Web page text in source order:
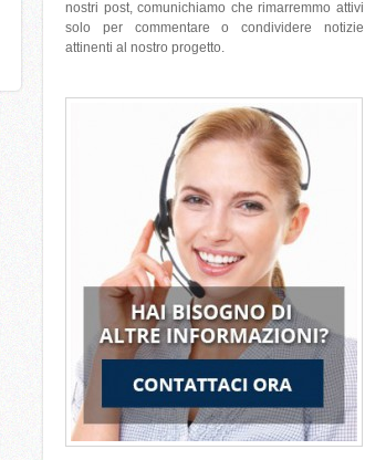
nostri post, comunichiamo che rimarremmo attivi
solo per commentare o condividere notizie
attinenti al nostro progetto.